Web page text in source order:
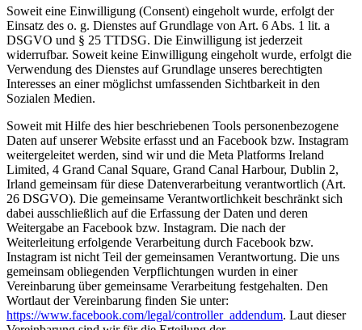
Soweit eine Einwilligung (Consent) eingeholt wurde, erfolgt der
Einsatz des o. g. Dienstes auf Grundlage von Art. 6 Abs. 1 lit. a
DSGVO und § 25 TTDSG. Die Einwilligung ist jederzeit
widerrufbar. Soweit keine Einwilligung eingeholt wurde, erfolgt die
Verwendung des Dienstes auf Grundlage unseres berechtigten
Interesses an einer möglichst umfassenden Sichtbarkeit in den
Sozialen Medien.
Soweit mit Hilfe des hier beschriebenen Tools personenbezogene
Daten auf unserer Website erfasst und an Facebook bzw. Instagram
weitergeleitet werden, sind wir und die Meta Platforms Ireland
Limited, 4 Grand Canal Square, Grand Canal Harbour, Dublin 2,
Irland gemeinsam für diese Datenverarbeitung verantwortlich (Art.
26 DSGVO). Die gemeinsame Verantwortlichkeit beschränkt sich
dabei ausschließlich auf die Erfassung der Daten und deren
Weitergabe an Facebook bzw. Instagram. Die nach der
Weiterleitung erfolgende Verarbeitung durch Facebook bzw.
Instagram ist nicht Teil der gemeinsamen Verantwortung. Die uns
gemeinsam obliegenden Verpflichtungen wurden in einer
Vereinbarung über gemeinsame Verarbeitung festgehalten. Den
Wortlaut der Vereinbarung finden Sie unter:
https://www.facebook.com/legal/controller_addendum. Laut dieser